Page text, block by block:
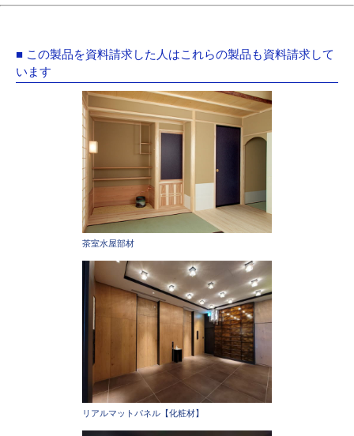
■ この製品を資料請求した人はこれらの製品も資料請求して
います
茶室水屋部材
リアルマットパネル【化粧材】